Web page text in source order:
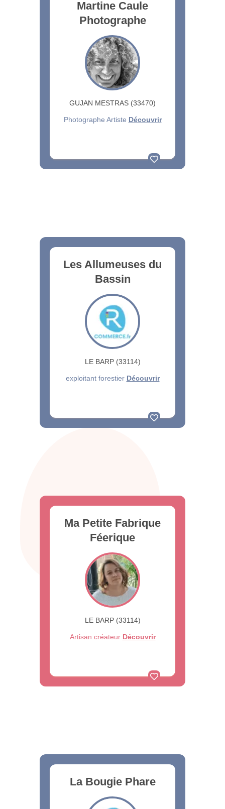
Martine Caule
Photographe
GUJAN MESTRAS (33470)
Photographe Artiste Découvrir
Les Allumeuses du
Bassin
LE BARP (33114)
exploitant forestier Découvrir
Ma Petite Fabrique
Féerique
LE BARP (33114)
Artisan créateur Découvrir
La Bougie Phare